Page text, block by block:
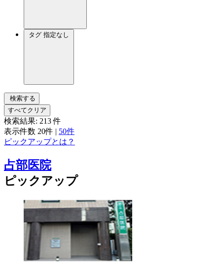
タグ 指定なし
検索する
すべてクリア
検索結果: 213 件
表示件数 20件 | 50件
ピックアップとは？
占部医院
ピックアップ